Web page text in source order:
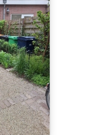
ruimte aan een motor,
maar door de slimme
subtiel en
van de
is stevig geplaatst
afgewerkt met
voor een duurzame